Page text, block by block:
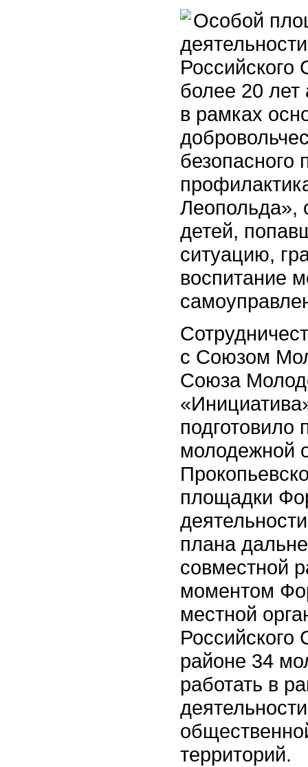
Особой
более 20
в рамках
безопасного
Леопольда»,
детей,
ситуацию,
воспитание
с Союзом
Союза
подготовило
молодежной
площадки
плана
совместной
моментом
местной
районе 34
работать в
территорий.